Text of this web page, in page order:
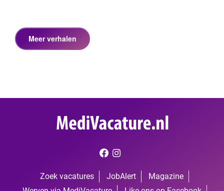
Zoek vacatures JobAlert
Magazine